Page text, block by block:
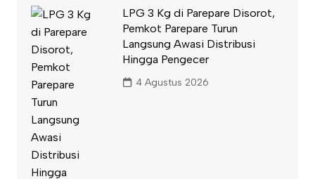
LPG 3 Kg di Parepare Disorot,
Pemkot Parepare Turun
Langsung Awasi Distribusi
Hingga Pengecer
4 Agustus 2026